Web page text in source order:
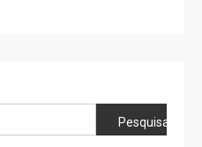
Pesquisar